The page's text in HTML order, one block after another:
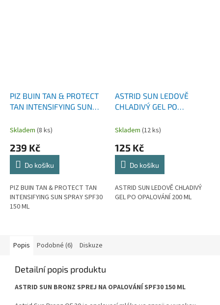
PIZ BUIN TAN & PROTECT
TAN INTENSIFYING SUN
Skladem (8 ks)
239 Kč
Do košíku
PIZ BUIN TAN & PROTECT TAN
INTENSIFYING SUN SPRAY SPF30
150 ML
ASTRID SUN LEDOVĚ
CHLADIVÝ GEL PO
Skladem (12 ks)
125 Kč
Do košíku
ASTRID SUN LEDOVĚ CHLADIVÝ
GEL PO OPALOVÁNÍ 200 ML
Popis Podobné (6) Diskuze
Detailní popis produktu
ASTRID SUN BRONZ SPREJ NA OPALOVÁNÍ SPF30 150 ML